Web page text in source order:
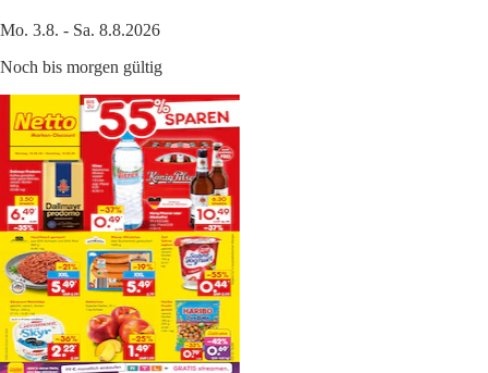
Mo. 3.8. - Sa. 8.8.2026
Noch bis morgen gültig